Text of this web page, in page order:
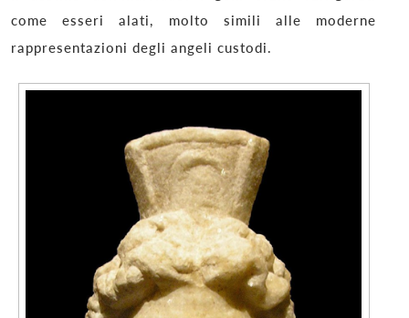
come esseri alati, molto simili alle moderne
rappresentazioni degli angeli custodi.